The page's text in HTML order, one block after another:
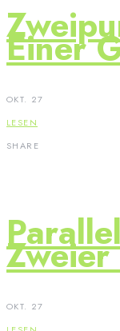
Einer
OKT. 27
LESEN
SHARE
OKT. 27